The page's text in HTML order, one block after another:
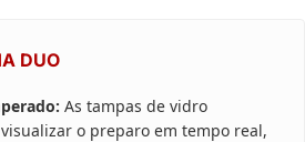
DUO
As tampas de vidro
o preparo em tempo real,